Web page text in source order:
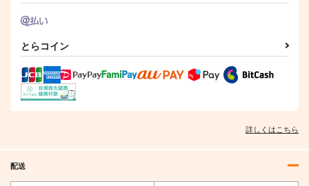
とらコイン
詳しくはこちら
配送